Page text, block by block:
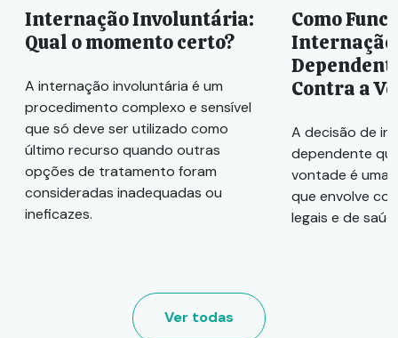
Internação Involuntária:
Qual o momento certo?
A internação involuntária é um
procedimento complexo e sensível
que só deve ser utilizado como
último recurso quando outras
opções de tratamento foram
consideradas inadequadas ou
ineficazes.
Como
Internação
Contra a
A decisão de
dependente
vontade é uma
que envolve
legais e de
Ver todas